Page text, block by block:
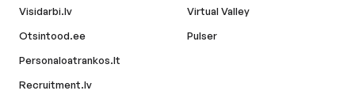
Visidarbi.lv
Otsintood.ee
Personaloatrankos.lt
Recruitment.lv
Virtual Valley
Pulser